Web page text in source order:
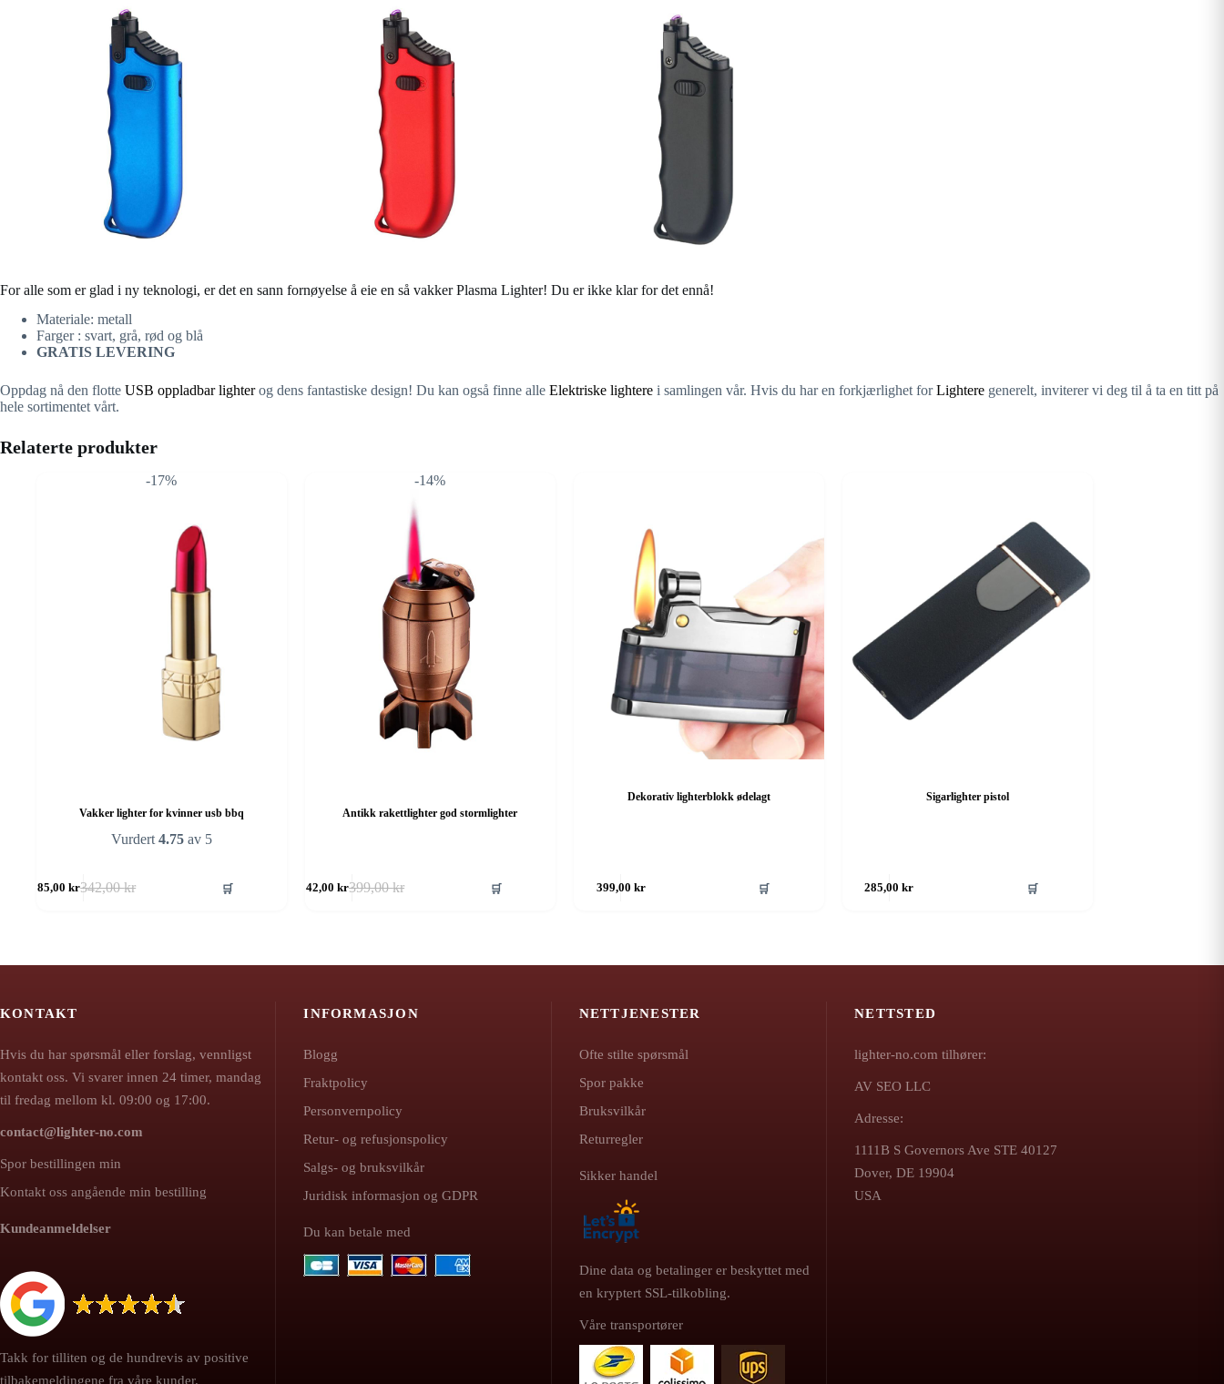
For alle som er glad i ny teknologi, er det en sann fornøyelse å eie en så vakker Plasma Lighter! Du er ikke klar for det ennå!
Materiale: metall
Farger : svart, grå, rød og blå
GRATIS LEVERING
Oppdag nå den flotte USB oppladbar lighterog dens fantastiske design! Du kan også finne alle Elektriske lightere i samlingen vår. Hvis du har en forkjærlighet forLightere generelt, inviterer vi deg til å ta en titt på
hele sortimentet vårt.
Relaterte produkter
-17%
Vakker lighter for kvinner usb bbq
Vurdert 4.75av 5
342,00kr
Opprinnelig
285,00krNåværende
🛒
-14%
Antikk rakettlighter god stormlighter
399,00kr
Opprinnelig
342,00krNåværende
🛒
Dekorativ lighterblokk ødelagt
399,00 kr 🛒
Sigarlighter pistol
285,00kr 🛒
KONTAKT
Hvis du har spørsmål eller forslag, vennligst
kontakt oss. Vi svarer innen 24 timer, mandag
til fredag mellom kl. 09:00 og 17:00.
contact@lighter-no.com
Spor bestillingen min
Kontakt oss angående min bestilling
Kundeanmeldelser
Takk for tilliten og de hundrevis av positive
tilbakemeldingene fra våre kunder.
INFORMASJON
Blogg
Fraktpolicy
Personvernpolicy
Retur- og refusjonspolicy
Salgs- og bruksvilkår
Juridisk informasjon og GDPR
Du kan betale med
NETTJENESTER
Ofte stilte spørsmål
Spor pakke
Bruksvilkår
Returregler
Sikker handel
Dine data og betalinger er beskyttet med
en kryptert SSL-tilkobling.
Våre transportører
NETTSTED
lighter-no.com tilhører:
AV SEO LLC
Adresse:
1111B S Governors Ave STE 40127
Dover, DE 19904
USA